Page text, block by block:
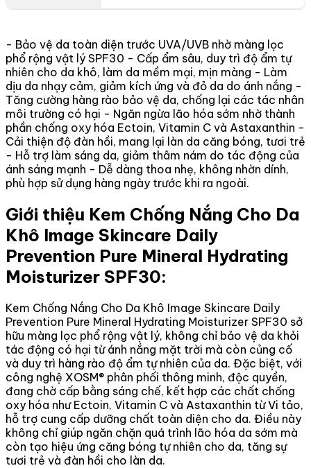
- Bảo vệ da toàn diện trước UVA/UVB nhờ màng lọc
phổ rộng vật lý SPF30 - Cấp ẩm sâu, duy trì độ ẩm tự
nhiên cho da khô, làm da mềm mại, mịn màng - Làm
dịu da nhạy cảm, giảm kích ứng và đỏ da do ánh nắng -
Tăng cường hàng rào bảo vệ da, chống lại các tác nhân
môi trường có hại - Ngăn ngừa lão hóa sớm nhờ thành
phần chống oxy hóa Ectoin, Vitamin C và Astaxanthin -
Cải thiện độ đàn hồi, mang lại làn da căng bóng, tươi trẻ
- Hỗ trợ làm sáng da, giảm thâm nám do tác động của
ánh sáng mạnh - Dễ dàng thoa nhẹ, không nhờn dính,
phù hợp sử dụng hàng ngày trước khi ra ngoài.
Giới thiệu Kem Chống Nắng Cho Da
Khô Image Skincare Daily
Prevention Pure Mineral Hydrating
Moisturizer SPF30:
Kem Chống Nắng Cho Da Khô Image Skincare Daily
Prevention Pure Mineral Hydrating Moisturizer SPF30 sở
hữu màng lọc phổ rộng vật lý, không chỉ bảo vệ da khỏi
tác động có hại từ ánh nắng mặt trời mà còn củng cố
và duy trì hàng rào độ ẩm tự nhiên của da. Đặc biệt, với
công nghệ XOSM® phân phối thông minh, độc quyền,
đang chờ cấp bằng sáng chế, kết hợp các chất chống
oxy hóa như Ectoin, Vitamin C và Astaxanthin từ Vi tảo,
hỗ trợ cung cấp dưỡng chất toàn diện cho da. Điều này
không chỉ giúp ngăn chặn quá trình lão hóa da sớm mà
còn tạo hiệu ứng căng bóng tự nhiên cho da, tăng sự
tươi trẻ và đàn hồi cho làn da.